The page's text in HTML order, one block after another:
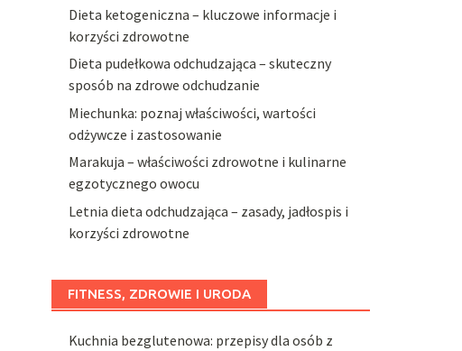
Dieta ketogeniczna – kluczowe informacje i
korzyści zdrowotne
Dieta pudełkowa odchudzająca – skuteczny
sposób na zdrowe odchudzanie
Miechunka: poznaj właściwości, wartości
odżywcze i zastosowanie
Marakuja – właściwości zdrowotne i kulinarne
egzotycznego owocu
Letnia dieta odchudzająca – zasady, jadłospis i
korzyści zdrowotne
FITNESS, ZDROWIE I URODA
Kuchnia bezglutenowa: przepisy dla osób z